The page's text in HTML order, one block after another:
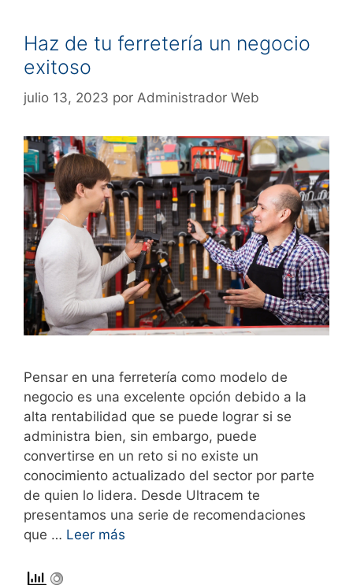
Haz de tu ferretería un negocio
exitoso
julio 13, 2023 por Administrador Web
Pensar en una ferretería como modelo de
negocio es una excelente opción debido a la
alta rentabilidad que se puede lograr si se
administra bien, sin embargo, puede
convertirse en un reto si no existe un
conocimiento actualizado del sector por parte
de quien lo lidera. Desde Ultracem te
presentamos una serie de recomendaciones
que … Leer más